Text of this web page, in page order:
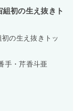
初の生え抜きト
の生え抜きトッ
手・芹香斗亜